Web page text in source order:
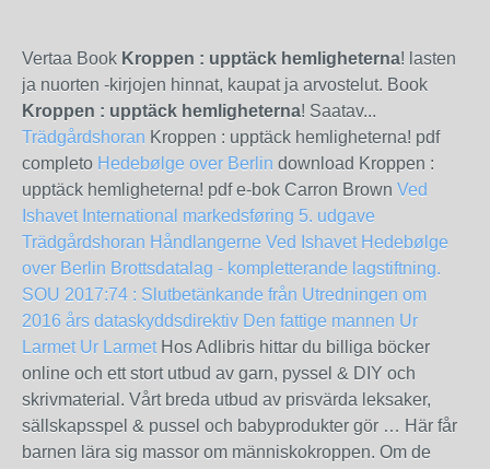
Vertaa Book Kroppen : upptäck hemligheterna! lasten
ja nuorten -kirjojen hinnat, kaupat ja arvostelut. Book
Kroppen : upptäck hemligheterna! Saatav...
Trädgårdshoran Kroppen : upptäck hemligheterna! pdf
completo Hedebølge over Berlin download Kroppen :
upptäck hemligheterna! pdf e-bok Carron Brown Ved
Ishavet International markedsføring 5. udgave
Trädgårdshoran Håndlangerne Ved Ishavet Hedebølge
over Berlin Brottsdatalag - kompletterande lagstiftning.
SOU 2017:74 : Slutbetänkande från Utredningen om
2016 års dataskyddsdirektiv Den fattige mannen Ur
Larmet Ur LarmetHos Adlibris hittar du billiga böcker
online och ett stort utbud av garn, pyssel & DIY och
skrivmaterial. Vårt breda utbud av prisvärda leksaker,
sällskapsspel & pussel och babyprodukter gör … Här får
barnen lära sig massor om människokroppen. Om de